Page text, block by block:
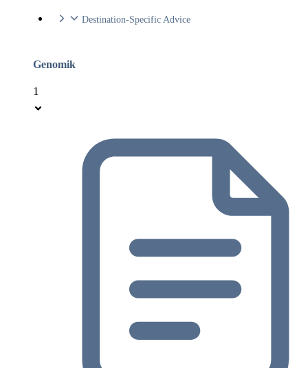
Destination-Specific Advice
Genomik
1